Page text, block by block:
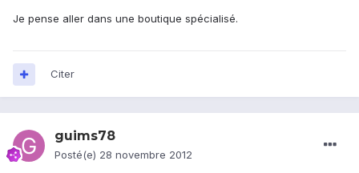
Je pense aller dans une boutique spécialisé.
Citer
guims78
Posté(e) 28 novembre 2012